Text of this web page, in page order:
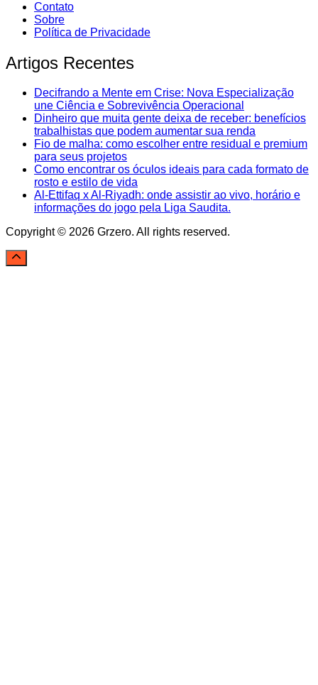
Contato
Sobre
Política de Privacidade
Artigos Recentes
Decifrando a Mente em Crise: Nova Especialização
une Ciência e Sobrevivência Operacional
Dinheiro que muita gente deixa de receber: benefícios
trabalhistas que podem aumentar sua renda
Fio de malha: como escolher entre residual e premium
para seus projetos
Como encontrar os óculos ideais para cada formato de
rosto e estilo de vida
Al-Ettifaq x Al-Riyadh: onde assistir ao vivo, horário e
informações do jogo pela Liga Saudita.
Copyright © 2026 Grzero. All rights reserved.